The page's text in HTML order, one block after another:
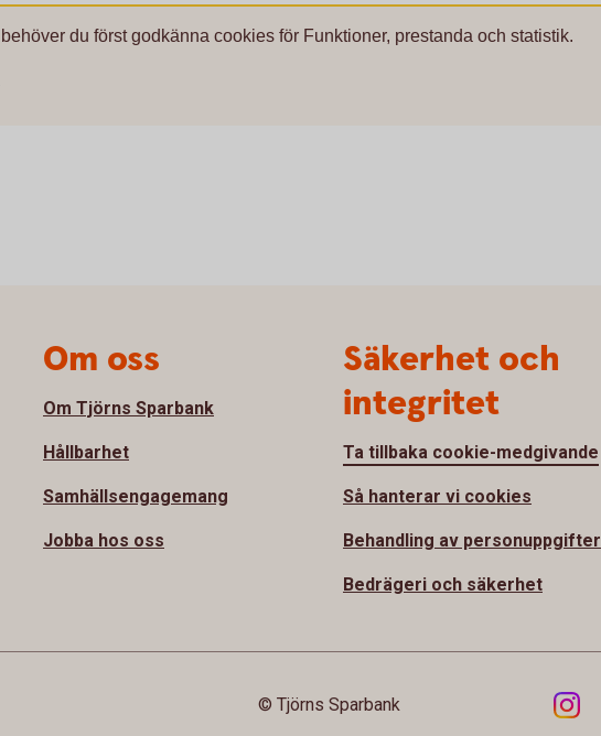
du först godkänna cookies för Funktioner, prestanda och statistik.
Om oss
Om Tjörns Sparbank
Hållbarhet
Samhällsengagemang
Jobba hos oss
Säkerhet och
integritet
Ta tillbaka cookie-medgivande
Så hanterar vi cookies
Behandling av personuppgifter
Bedrägeri och säkerhet
© Tjörns Sparbank